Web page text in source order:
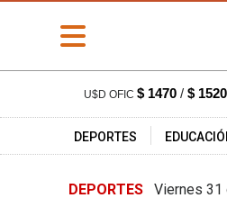
» PORTADA
» Deportes
U$D OFIC $ 1470 / $ 1520
DEPORTES
DEPORTES Viernes